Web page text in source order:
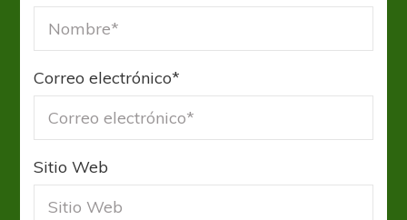
Correo electrónico*
Sitio Web